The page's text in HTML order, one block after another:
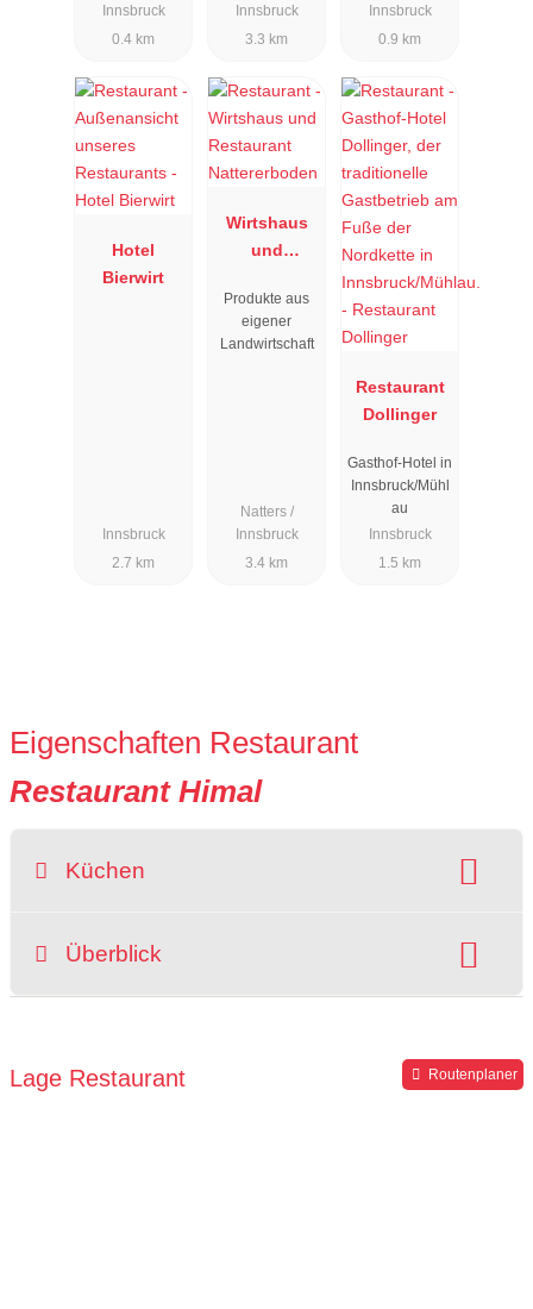
Innsbruck
0.4 km
Innsbruck
3.3 km
Innsbruck
0.9 km
Hotel
Bierwirt
Innsbruck
2.7 km
Wirtshaus
und
Nattererbod
en
Produkte aus
eigener
Landwirtschaft
Natters /
Innsbruck
3.4 km
Restaurant
Dollinger
Gasthof-Hotel in
Innsbruck/Mühl
au
Innsbruck
1.5 km
Eigenschaften Restaurant
Restaurant Himal
Küchen
Überblick
Lage Restaurant Routenplaner